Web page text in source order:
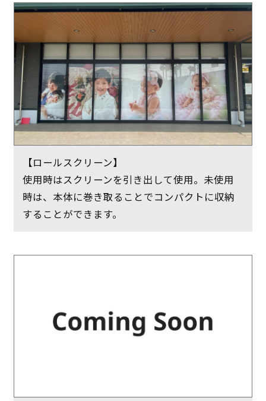
【ロールスクリーン】
使用時はスクリーンを引き出して使用。未使用
時は、本体に巻き取ることでコンパクトに収納
することができます。